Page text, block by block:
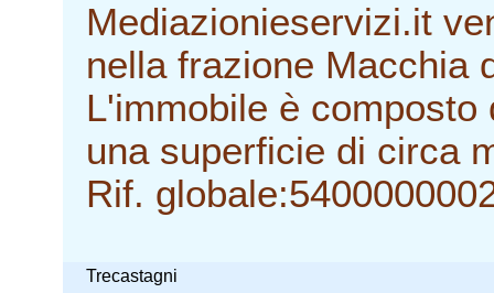
Mediazionieservizi.it
nella frazione Macchia
L'immobile è
una superficie di circa
Rif.
Trecastagni